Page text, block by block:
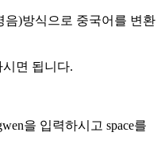
음)방식으로 중국어를 변환
면 됩니다.
을 입력하시고 space를